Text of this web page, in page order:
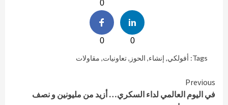
0
0
0
Tags: أفولكي, إنشاء, الحوز ,تعاونيات, مقاولات
Continue
Reading
Previous
في اليوم العالمي لداء السكري… أزيد من مليونين و نصف